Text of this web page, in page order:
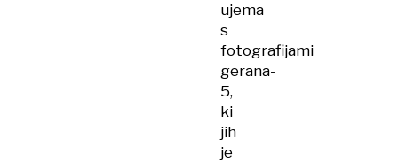
ujema
s
fotografijami
gerana-
5,
ki
jih
je